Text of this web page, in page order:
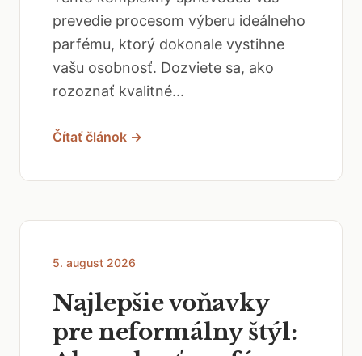
prevedie procesom výberu ideálneho
parfému, ktorý dokonale vystihne
vašu osobnosť. Dozviete sa, ako
rozoznať kvalitné...
Čítať článok →
5. august 2026
Najlepšie voňavky
pre neformálny štýl: